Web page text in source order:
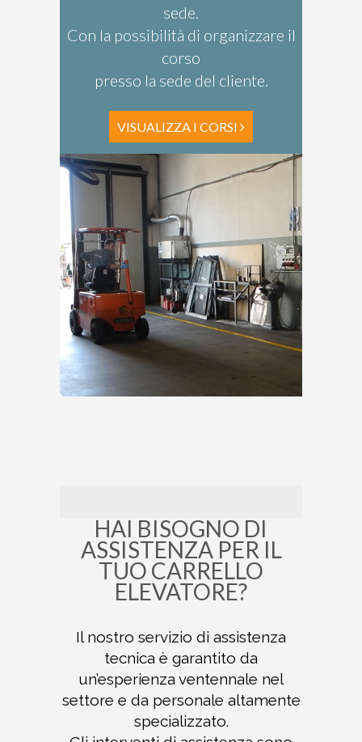
sede.
Con la possibilità di organizzare il
corso
presso la sede del cliente.
VISUALIZZA I CORSI
HAI BISOGNO DI
ASSISTENZA PER IL
TUO CARRELLO
ELEVATORE?
Il nostro servizio di assistenza
tecnica è garantito da
un’esperienza ventennale nel
settore e da personale altamente
specializzato.